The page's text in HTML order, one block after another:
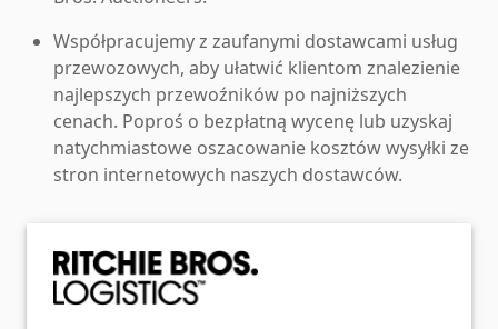
Współpracujemy z zaufanymi dostawcami usług
przewozowych, aby ułatwić klientom znalezienie
najlepszych przewoźników po najniższych
cenach. Poproś o bezpłatną wycenę lub uzyskaj
natychmiastowe oszacowanie kosztów wysyłki ze
stron internetowych naszych dostawców.